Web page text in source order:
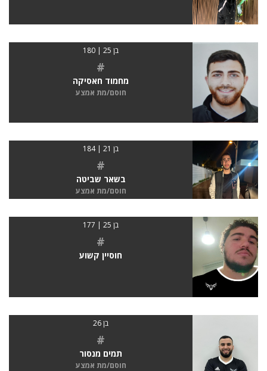
בן 25 | 180
#
מחמוד חאסיקה
חוסם/מת אמצע
בן 21 | 184
#
בשאר שביטה
חוסם/מת אמצע
בן 25 | 177
#
חוסיין קשוע
בן 26
#
תמים מנסור
חוסם/מת אמצע